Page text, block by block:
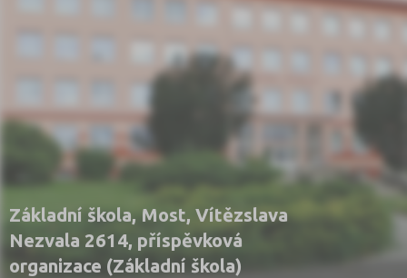
PŘIJÍMAČKY NA SŠ
ČTENÁŘSKÝ DENÍK
DALŠÍ DRUHY ŠKOL
Základní škola, Most, Vítězslava
Nezvala 2614, příspěvková
organizace (Základní škola)